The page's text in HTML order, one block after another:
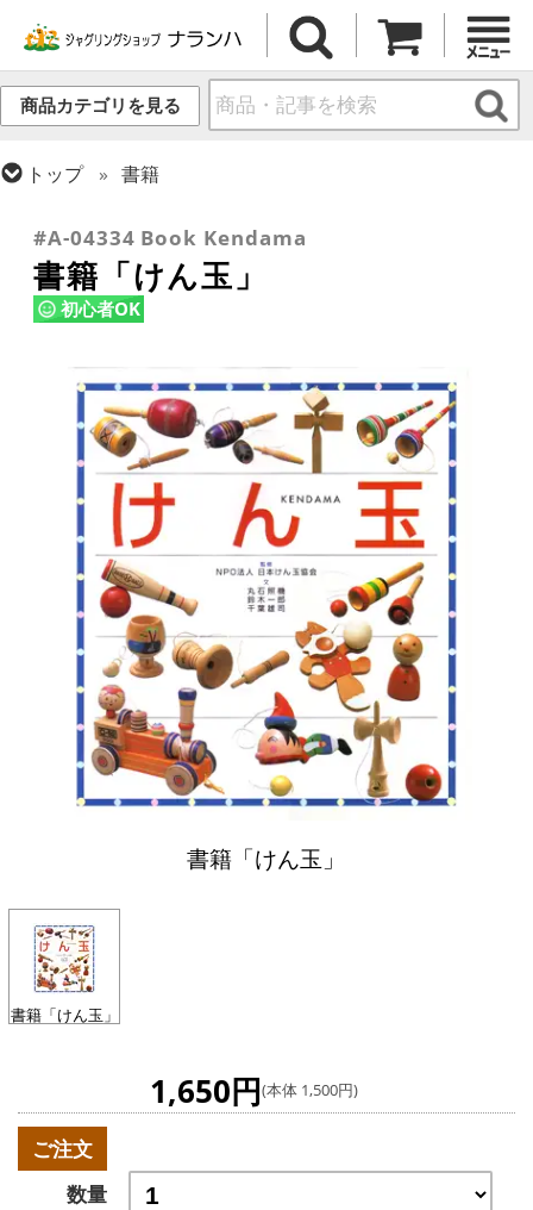
商品カテゴリを見る
トップ
書籍
#A-04334 Book Kendama
書籍「けん玉」
初心者OK
書籍「けん玉」
書籍「けん玉」
1,650円(本体 1,500円)
ご注文
数量